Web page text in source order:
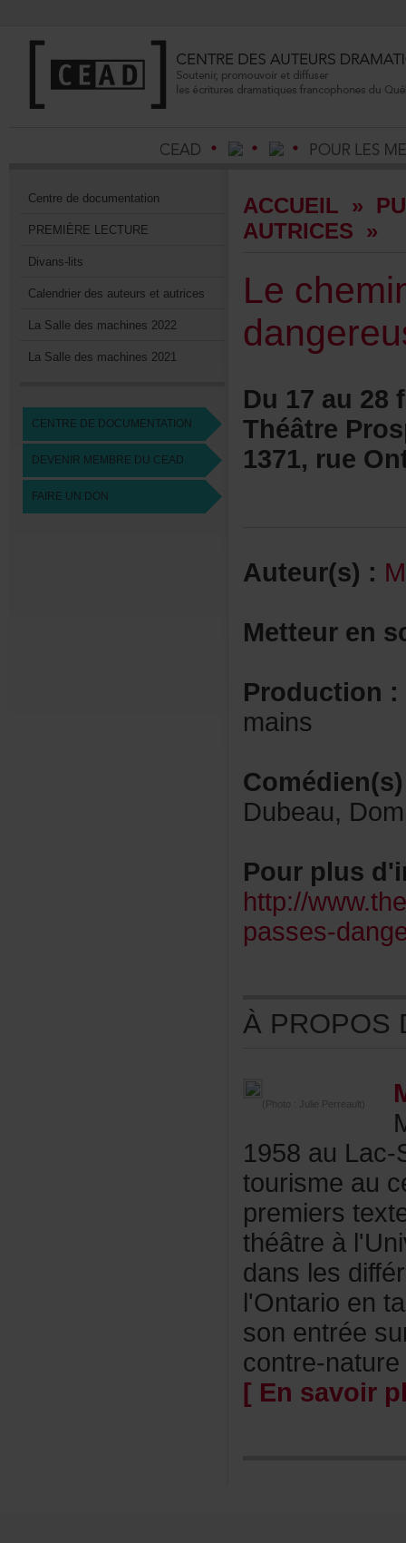
Centrededocumentation
PREMIÈRELECTURE
Divans-lits
Calendrierdesauteursetautrices
LaSalledesmachines2022
LaSalledesmachines2021
CENTREDEDOCUMENTATION
DEVENIRMEMBREDUCEAD
FAIREUNDON
ACCUEIL »
AUTRICES »
Auteur(s):
Production:
mains
http://
passes-
(Photo:JuliePerreault)
1958auLac-
contre-